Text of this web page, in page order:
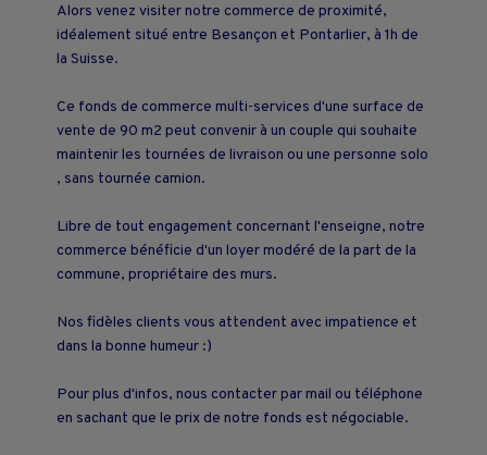
Alors venez visiter notre commerce de proximité,
idéalement situé entre Besançon et Pontarlier, à 1h de
la Suisse.
Ce fonds de commerce multi-services d'une surface de
vente de 90 m2 peut convenir à un couple qui souhaite
maintenir les tournées de livraison ou une personne solo
, sans tournée camion.
Libre de tout engagement concernant l'enseigne, notre
commerce bénéficie d'un loyer modéré de la part de la
commune, propriétaire des murs.
Nos fidèles clients vous attendent avec impatience et
dans la bonne humeur :)
Pour plus d'infos, nous contacter par mail ou téléphone
en sachant que le prix de notre fonds est négociable.